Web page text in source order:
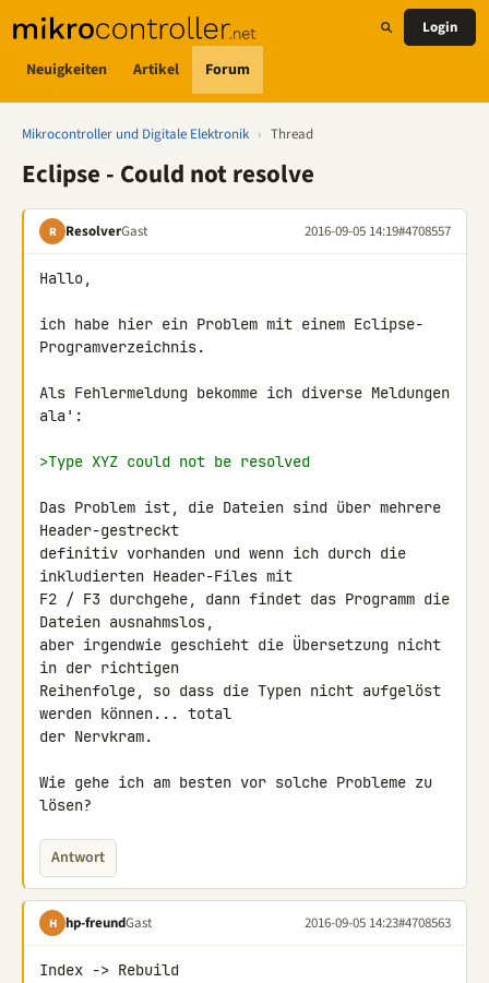
Neuigkeiten Artikel Forum
Login
Mikrocontroller und Digitale Elektronik › Thread
Eclipse - Could not resolve
R ResolverGast 2016-09-05 14:19#4708557
Hallo,
ich habe hier ein Problem mit einem Eclipse-
Programverzeichnis.
Als Fehlermeldung bekomme ich diverse Meldungen
ala':
>Type XYZ could not be resolved
Das Problem ist, die Dateien sind über mehrere
Header-gestreckt
definitiv vorhanden und wenn ich durch die
inkludierten Header-Files mit
F2 / F3 durchgehe, dann findet das Programm die
Dateien ausnahmslos,
aber irgendwie geschieht die Übersetzung nicht
in der richtigen
Reihenfolge, so dass die Typen nicht aufgelöst
werden können... total
der Nervkram.
Wie gehe ich am besten vor solche Probleme zu
lösen?
Antwort
H hp-freundGast 2016-09-05 14:23#4708563
Index -> Rebuild